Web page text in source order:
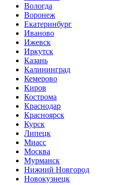
Вологда
Воронеж
Екатеринбург
Иваново
Ижевск
Иркутск
Казань
Калининград
Кемерово
Киров
Кострома
Краснодар
Красноярск
Курск
Липецк
Миасс
Москва
Мурманск
Нижний Новгород
Новокузнецк